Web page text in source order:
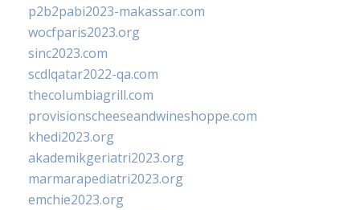
p2b2pabi2023-makassar.com
wocfparis2023.org
sinc2023.com
scdlqatar2022-qa.com
thecolumbiagrill.com
provisionscheeseandwineshoppe.com
khedi2023.org
akademikgeriatri2023.org
marmarapediatri2023.org
emchie2023.org